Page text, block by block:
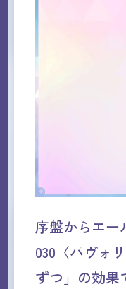
序盤からエー
030〈パヴォ
ずつ」の効果